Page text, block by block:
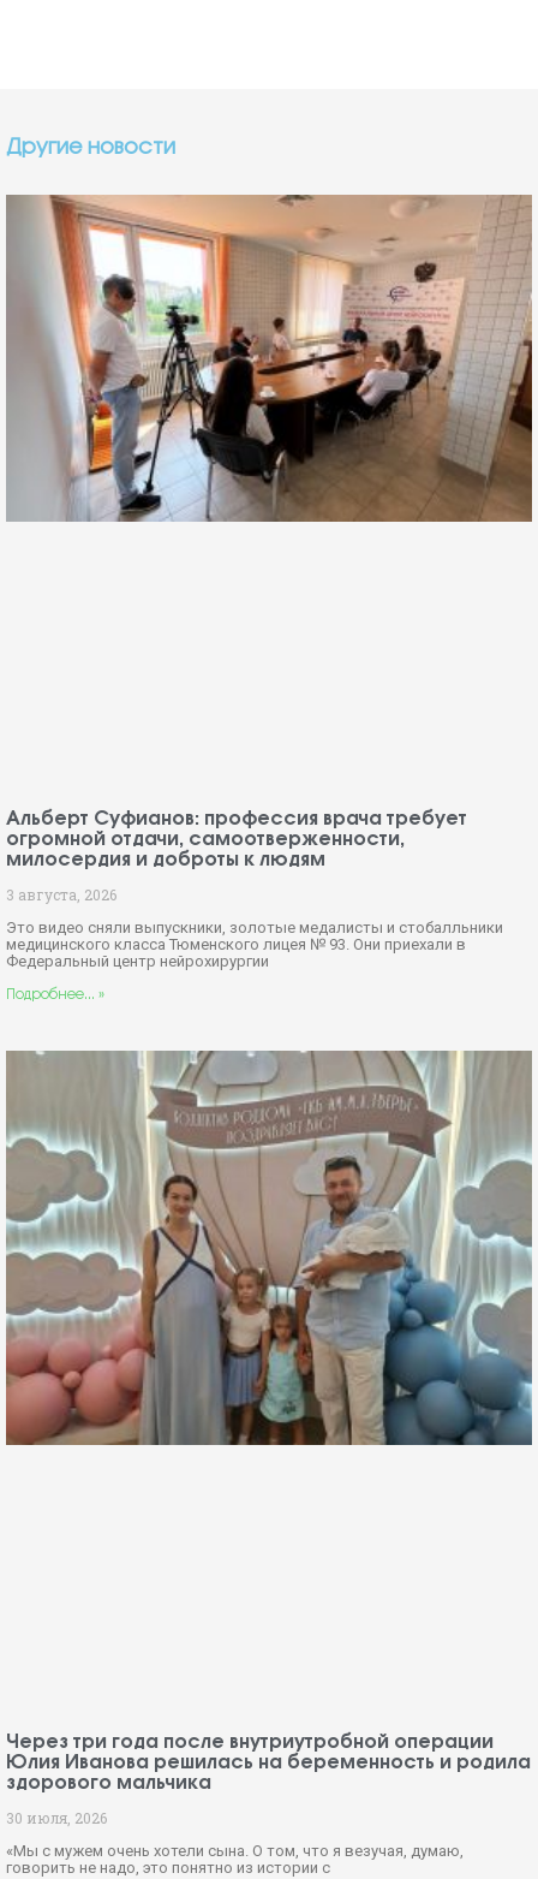
Другие новости
Альберт Суфианов: профессия врача требует
огромной отдачи, самоотверженности,
милосердия и доброты к людям
3 августа, 2026
Это видео сняли выпускники, золотые медалисты и стобалльники
медицинского класса Тюменского лицея № 93. Они приехали в
Федеральный центр нейрохирургии
Подробнее... »
Через три года после внутриутробной операции
Юлия Иванова решилась на беременность и родила
здорового мальчика
30 июля, 2026
«Мы с мужем очень хотели сына. О том, что я везучая, думаю,
говорить не надо, это понятно из истории с